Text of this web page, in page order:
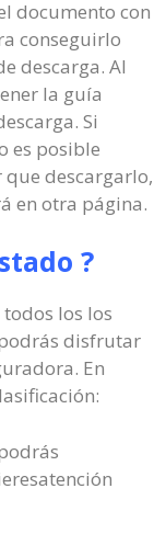
documento con
conseguirlo
descarga. Al
la guía
Si
es posible
que descargarlo,
en otra página.
?
los los
disfrutar
En